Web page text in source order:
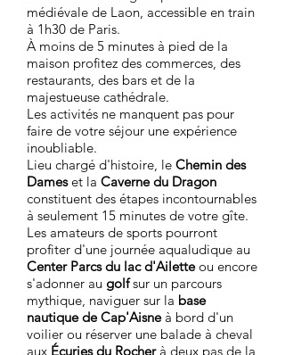
médiévale de Laon, accessible en train
à 1h30 de Paris.
À moins de 5 minutes à pied de la
maison profitez des commerces, des
restaurants, des bars et de la
majestueuse cathédrale.
Les activités ne manquent pas pour
faire de votre séjour une expérience
inoubliable.
Lieu chargé d'histoire, le Chemin des
Dameset la Caverne du Dragon
constituent des étapes incontournables
à seulement 15 minutes de votre gîte.
Les amateurs de sports pourront
profiter d'une journée aqualudique au
Center Parcs du lac d'Ailetteou encore
s'adonner au golfsur un parcours
mythique, naviguer sur la base
nautique de Cap'Aisneà bord d'un
voilier ou réserver une balade à cheval
aux Écuries du Rocherà deux pas de la